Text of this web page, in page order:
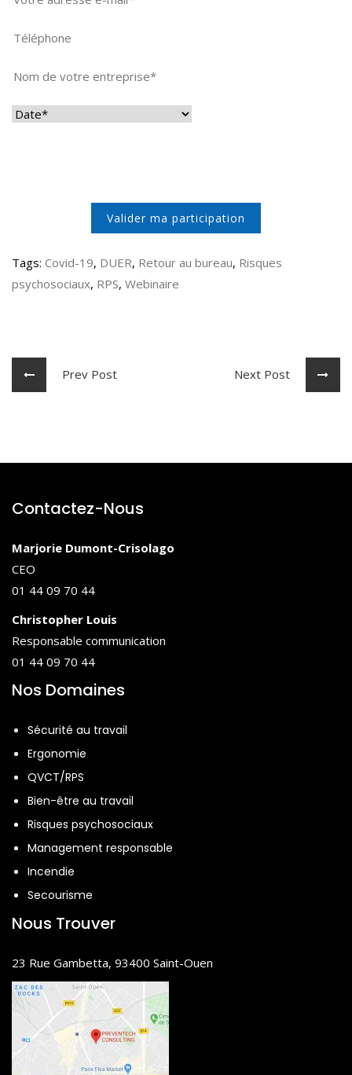
Tags: Covid-19, DUER, Retour au bureau, Risques
psychosociaux, RPS, Webinaire
Prev Post Next Post
Contactez-Nous
Marjorie Dumont-Crisolago
CEO
01 44 09 70 44
Christopher Louis
Responsable communication
01 44 09 70 44
Nos Domaines
Sécurité au travail
Ergonomie
QVCT/RPS
Bien-être au travail
Risques psychosociaux
Management responsable
Incendie
Secourisme
Nous Trouver
23 Rue Gambetta, 93400 Saint-Ouen